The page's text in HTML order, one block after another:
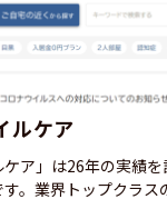
ルケア
ケア」は26年の実績
す。業界トップクラ